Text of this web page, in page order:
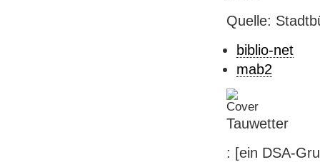
Quelle:
biblio-net
mab2
Tauwetter
: [ein DSA-